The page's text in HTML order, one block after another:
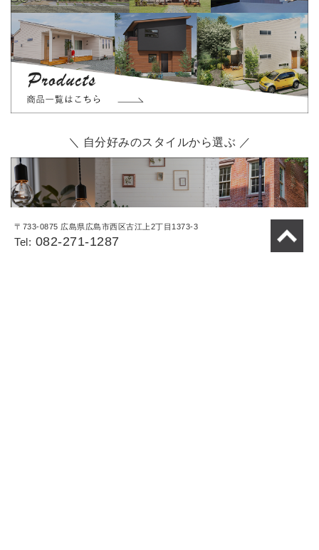
〒733-0875 広島県広島市西区古江上2丁目1373-3
082-271-1287
＼ 自分好みのスタイルから選ぶ ／